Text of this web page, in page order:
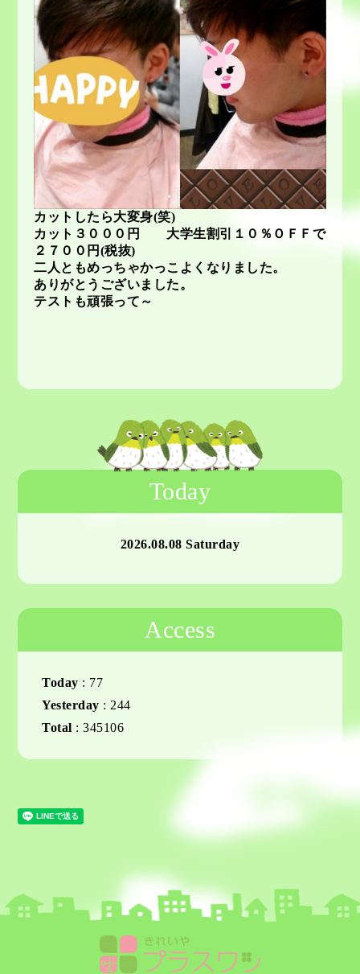
カットしたら大変身(笑)
カット３０００円 大学生割引１０％ＯＦＦで
２７００円(税抜)
二人ともめっちゃかっこよくなりました。
ありがとうございました。
テストも頑張って～
Today
2026.08.08 Saturday
Access
Today : 77
Yesterday : 244
Total :345106